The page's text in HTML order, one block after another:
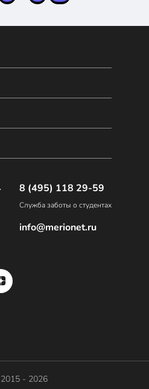
8 (495) 118 29-59
Служба заботы о студентах
info@merionet.ru
- 2026